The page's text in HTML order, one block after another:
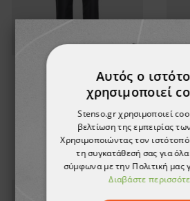
Παντελόνι εργασίας
KASTOR
22,94 €
Αυτός ο
χρησιμοποιεί
Stenso.gr χρησιμοποιεί
βελτίωση της εμπειρίας
Χρησιμοποιώντας τον
τη συγκατάθεσή σας για
σύμφωνα με την Πολιτική μας
Διαβάστε